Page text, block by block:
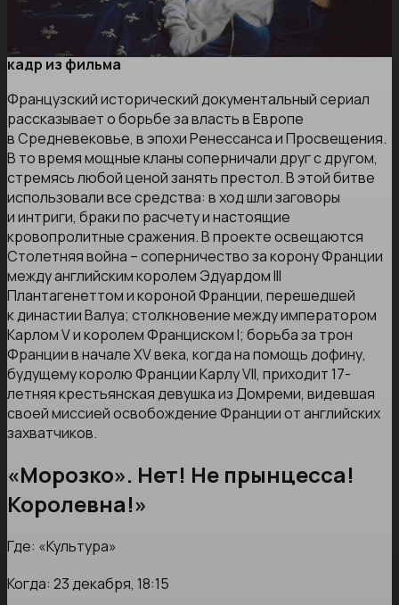
кадр из фильма
Французский исторический документальный сериал
рассказывает о борьбе за власть в Европе
в Средневековье, в эпохи Ренессанса и Просвещения.
В то время мощные кланы соперничали друг с другом,
стремясь любой ценой занять престол. В этой битве
использовали все средства: в ход шли заговоры
и интриги, браки по расчету и настоящие
кровопролитные сражения. В проекте освещаются
Столетняя война – соперничество за корону Франции
между английским королем Эдуардом III
Плантагенеттом и короной Франции, перешедшей
к династии Валуа; столкновение между императором
КарломV и королем ФранцискомI; борьба за трон
Франции в начале XV века, когда на помощь дофину,
будущему королю Франции КарлуVII, приходит 17-
летняя крестьянская девушка из Домреми, видевшая
своей миссией освобождение Франции от английских
захватчиков.
«Морозко». Нет! Не прынцесса!
Королевна!»
Где: «Культура»
Когда: 23 декабря, 18:15